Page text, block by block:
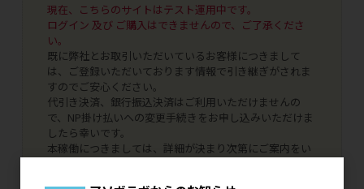
現在、こちらのサイトはテスト運用中です。
ログイン 及び ご購入はできませんので、ご了承くださ
い。
既に弊社とお取引いただいているお客様につきまして
は、ご登録いただいております情報で引き継ぎがされま
すのでご安心ください。
代引き決済、銀行振込決済はご利用いただけませんの
で、NP掛け払いへの変更手続きをお申し込みいただけま
したら幸いです。
本稼働につきましては、詳細が決まり次第にご案内をい